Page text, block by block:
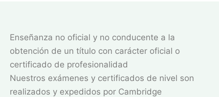
Enseñanza no oficial y no conducente a la
obtención de un título con carácter oficial o
certificado de profesionalidad
Nuestros exámenes y certificados de nivel son
realizados y expedidos por Cambridge